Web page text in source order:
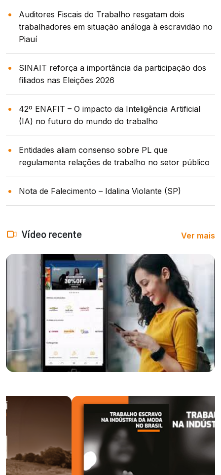
Auditores Fiscais do Trabalho resgatam dois
trabalhadores em situação análoga à escravidão no
Piauí
SINAIT reforça a importância da participação dos
filiados nas Eleições 2026
42º ENAFIT – O impacto da Inteligência Artificial
(IA) no futuro do mundo do trabalho
Entidades aliam consenso sobre PL que
regulamenta relações de trabalho no setor público
Nota de Falecimento – Idalina Violante (SP)
Vídeo recente Ver mais